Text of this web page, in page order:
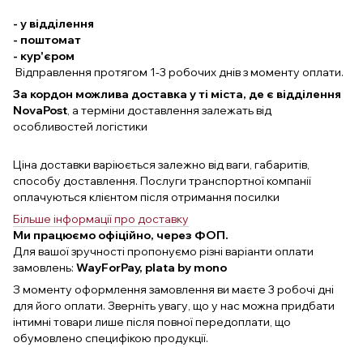
- у відділення
- поштомат
- кур'єром
Відправлення протягом 1-3 робочих днів з моменту оплати.
За кордон можлива доставка у ті міста, де є відділення
NovaPost, а терміни доставлення залежать від
особливостей логістики
Ціна доставки варіюється залежно від ваги, габаритів,
способу доставлення. Послуги транспортної компанії
оплачуються клієнтом після отримання посилки
Більше інформації про доставку
Ми працюємо офіційно, через ФОП.
Для вашої зручності пропонуємо різні варіанти оплати
замовлень: WayForPay, plata by mono
З моменту оформлення замовлення ви маєте 3 робочі дні
для його оплати. Зверніть увагу, що у нас можна придбати
інтимні товари лише після повної передоплати, що
обумовлено специфікою продукції.